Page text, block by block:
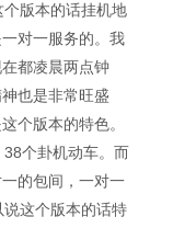
版本的话挂机地
对一服务的。我
都凌晨两点钟
也是非常旺盛
个版本的特色。
个卦机动车。而
的包间，一对一
这个版本的话特